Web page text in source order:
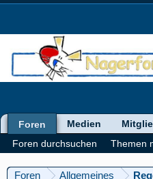
Foren Allgemeines
Foren
Foren durchsuchen
Themen
Medien